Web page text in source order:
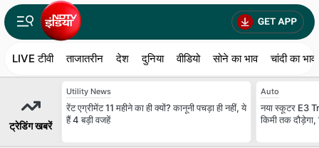
LIVE टीवी ताजातरीन देश दुनिया वीडियो सोने का भाव चांदी का भाव
ट्रेडिंग खबरें
Utility News
रेंट एग्रीमेंट 11 महीने का ही क्‍यों? कानूनी पचड़ा ही नहीं, ये
हैं 4 बड़ी वजहें
Auto
नया स्कूटर E3
किमी तक